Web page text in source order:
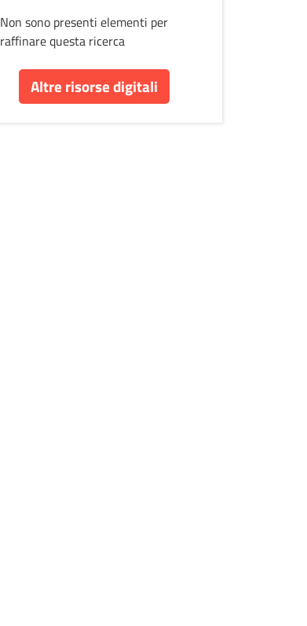
Non sono presenti elementi per
raffinare questa ricerca
Altre risorse digitali